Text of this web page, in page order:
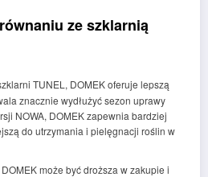
ze szklarnią
TUNEL, DOMEK oferuje lepszą
znacznie wydłużyć sezon uprawy
NOWA, DOMEK zapewnia bardziej
do utrzymania i pielęgnacji roślin w
może być droższa w zakupie i